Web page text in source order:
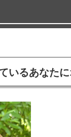
いるあなた